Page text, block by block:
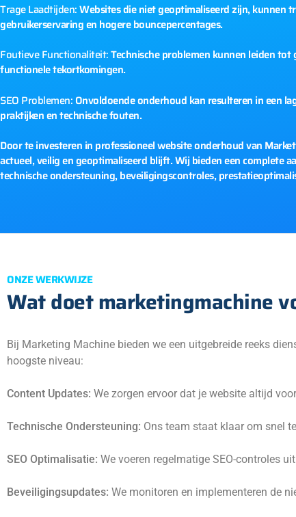
Trage Laadtijden:Websites die niet geoptimaliseerd zijn, kunnen
gebruikerservaring en hogere bouncepercentages.
Foutieve Functionaliteit:Technische problemen kunnen leiden
functionele tekortkomingen.
SEO Problemen: Onvoldoende onderhoud kan resulteren in een
praktijken en technische fouten.
Door te investeren in professioneel website onderhoud van
actueel, veilig en geoptimaliseerd blijft. Wij bieden een complete
technische ondersteuning, beveiligingscontroles,
ONZE WERKWIJZE
Wat doet marketingmachine
Bij Marketing Machine bieden we een uitgebreide reeks
hoogste niveau:
Content Updates: We zorgen ervoor dat je website altijd
Technische Ondersteuning: Ons team staat klaar om snel
SEO Optimalisatie: We voeren regelmatige SEO-controles
Beveiligingsupdates: We monitoren en implementeren de